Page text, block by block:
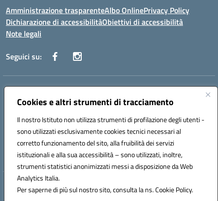
Cookies e altri strumenti di tracciamento
Il nostro Istituto non utilizza strumenti di profilazione degli utenti -
sono utilizzati esclusivamente cookies tecnici necessari al
corretto funzionamento del sito, alla fruibilità dei servizi
istituzionali e alla sua accessibilità – sono utilizzati, inoltre,
strumenti statistici anonimizzati messi a disposizione da Web
Analytics Italia.
Per saperne di più sul nostro sito, consulta la ns. Cookie Policy.
Amministrazione trasparenteAlbo OnlinePrivacy Policy
Dichiarazione di accessibilitàObiettivi di accessibilità
Note legali
Seguici su:
Indirizzo:
Centralino:0924 534873 Salemi - 0924534879 Partanna
Posta elettronica certificata (PEC):tpis002005@pec.istruzione.it
Codice fiscale: 90000320813
Codice meccanografico: TPIS002005
Hosting & Powered by 3D Solution S.r.l.
Concept & Design by Designers Italia